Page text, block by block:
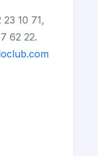
10 71,
62 22.